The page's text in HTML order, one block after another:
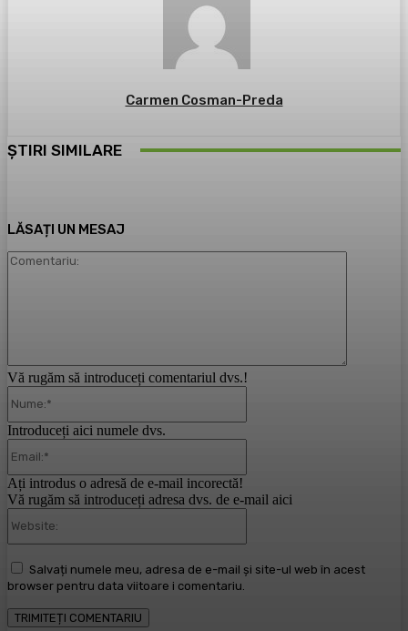
Carmen Cosman-Preda
ȘTIRI SIMILARE
LĂSAȚI UN MESAJ
Vă rugăm să introduceți comentariul dvs.!
Introduceți aici numele dvs.
Ați introdus o adresă de e-mail incorectă!
Vă rugăm să introduceți adresa dvs. de e-mail aici
Salvați numele meu, adresa de e-mail și site-ul web în acest
browser pentru data viitoare i comentariu.